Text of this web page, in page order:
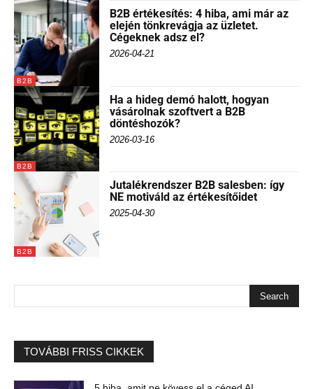
B2B
B2B értékesítés: 4 hiba, ami már az
elején tönkrevágja az üzletet.
Cégeknek adsz el?
2026-04-21
B2B
Ha a hideg demó halott, hogyan
vásárolnak szoftvert a B2B
döntéshozók?
2026-03-16
B2B
Jutalékrendszer B2B salesben: így
NE motiváld az értékesítőidet
2025-04-30
TOVÁBBI FRISS CIKKEK